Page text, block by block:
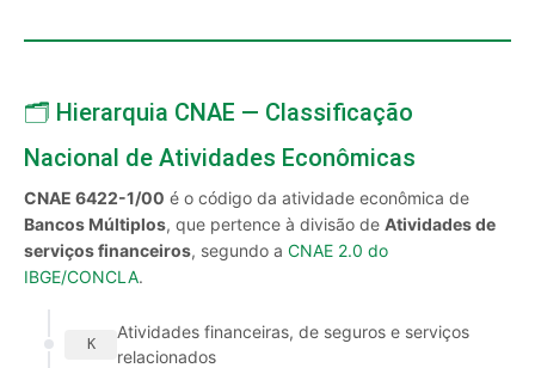
🗂️ Hierarquia CNAE — Classificação
Nacional de Atividades Econômicas
CNAE 6422-1/00 é o código da atividade econômica de
Bancos Múltiplos, que pertence à divisão de Atividades de
serviços financeiros, segundo a CNAE 2.0 do
IBGE/CONCLA.
K
Atividades financeiras, de seguros e serviços
relacionados